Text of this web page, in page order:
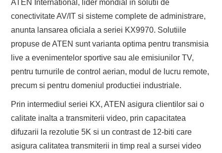
ATEN International, lider mondial in solutii de
conectivitate AV/IT si sisteme complete de administrare,
anunta lansarea oficiala a seriei KX9970. Solutiile
propuse de ATEN sunt varianta optima pentru transmisia
live a evenimentelor sportive sau ale emisiunilor TV,
pentru turnurile de control aerian, modul de lucru remote,
precum si pentru domeniul productiei industriale.
Prin intermediul seriei KX, ATEN asigura clientilor sai o
calitate inalta a transmiterii video, prin capacitatea
difuzarii la rezolutie 5K si un contrast de 12-biti care
asigura calitatea transmiterii in timp real a sursei video